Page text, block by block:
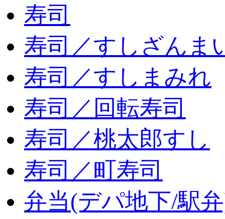
寿司
寿司／すしざんま
寿司／すしまみれ
寿司／回転寿司
寿司／桃太郎すし
寿司／町寿司
弁当(デパ地下/駅